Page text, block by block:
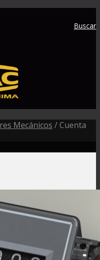
Buscar
Mecánicos /Cuenta